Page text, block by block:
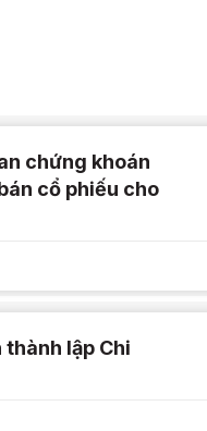
chứng khoán
cổ phiếu cho
lập Chi